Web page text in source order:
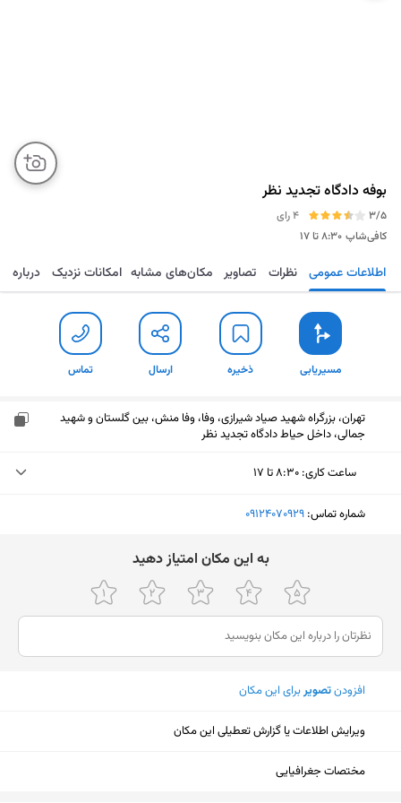
بوفه دادگاه تجدید نظر
3/5
4 رای
کافی‌شاپ ۸:۳۰ تا ۱۷
مسیریابی ذخیره ارسال تماس اطلاعات عمومی نظرات تصاویر مکان‌های مشابه امکانات نزدیک درباره
مسیریابی ذخیره ارسال تماس
تهران، بزرگراه شهید صیاد شیرازی، وفا، وفا منش، بین گلستان و شهید
جمالی، داخل حیاط دادگاه تجدید نظر
ساعت کاری: ۸:۳۰ تا ۱۷
دوشنبه (امروز)
پنجشنبه
۸:۳۰ تا ۱۷
جمعه
۸:۳۰ تا ۱۷
شنبه
یکشنبه
شماره تماس: ‎09124070929
ﺑﻪ اﯾﻦ ﻣﮑﺎن اﻣﺘﯿﺎز دﻫﯿﺪ
افزودنتصویربرای این مکان
ویرایش اطلاعات یا گزارش تعطیلی این مکان
مختصات جغرافیایی